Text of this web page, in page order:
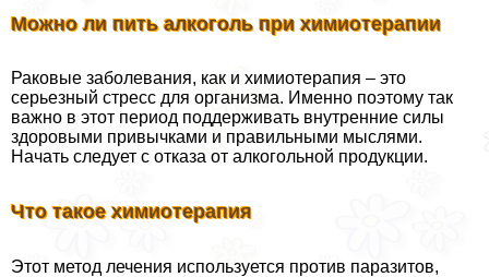
Можно ли пить алкоголь при химиотерапии
Раковые заболевания, как и химиотерапия – это
серьезный стресс для организма. Именно поэтому так
важно в этот период поддерживать внутренние силы
здоровыми привычками и правильными мыслями.
Начать следует с отказа от алкогольной продукции.
Что такое химиотерапия
Этот метод лечения используется против паразитов,